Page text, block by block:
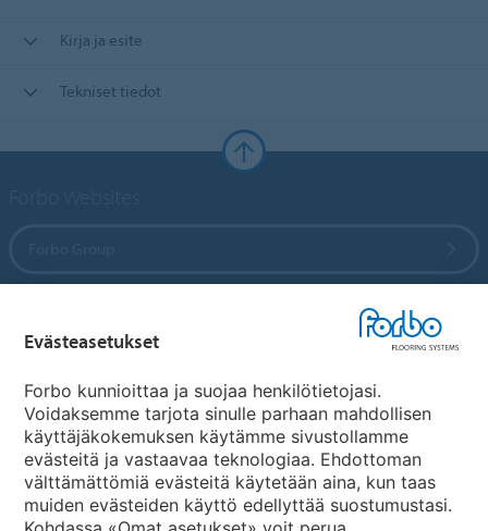
Kirja ja esite
Tekniset tiedot
Maakohtaiset sivut
Valitse maa
Evästeasetukset
Forbo kunnioittaa ja suojaa henkilötietojasi.
Voidaksemme tarjota sinulle parhaan mahdollisen
käyttäjäkokemuksen käytämme sivustollamme
evästeitä ja vastaavaa teknologiaa. Ehdottoman
välttämättömiä evästeitä käytetään aina, kun taas
muiden evästeiden käyttö edellyttää suostumustasi.